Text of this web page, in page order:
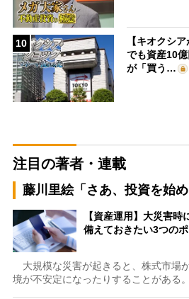
10
【キオクシ
でも資産10
が「買う…
注目の著者・連載
藤川里絵「さあ、投資を始め
【資産運用】大災害
備えておきたい3つの
大規模な災害が起きると、株式市場
境が不安定になったりすることがある